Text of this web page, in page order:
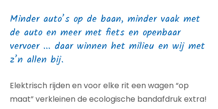
Minder auto’s op de baan, minder vaak met
de auto en meer met fiets en openbaar
vervoer ... daar winnen het milieu en wij met
z’n allen bij.
Elektrisch rijden en voor elke rit een wagen “op
maat” verkleinen de ecologische bandafdruk extra!